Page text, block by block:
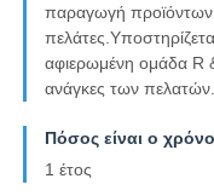
παραγωγή προϊόντων
αφιερωμένη ομάδα R &
ανάγκες των πελατών.
Πόσος είναι ο
1 έτος